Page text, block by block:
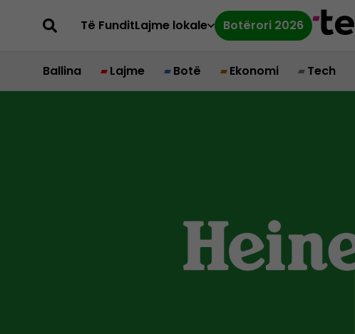
Të FunditLajme lokale Botërori 2026
Ballina Lajme Botë Ekonomi Tech